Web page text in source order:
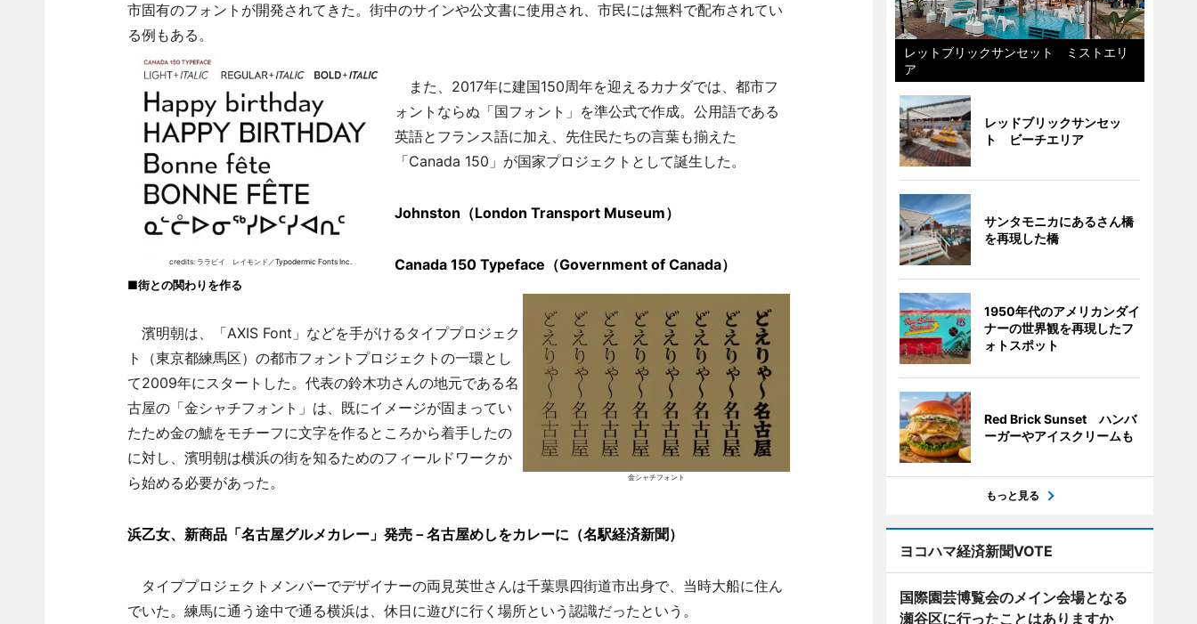
市固有のフォントが開発されてきた。街中のサインや公文書に使用され、市民には無料で配布されてい
る例もある。
credits: ララビイ レイモンド／Typodermic Fonts Inc.
また、2017年に建国150周年を迎えるカナダでは、都市フ
ォントならぬ「国フォント」を準公式で作成。公用語である
英語とフランス語に加え、先住民たちの言葉も揃えた
「Canada 150」が国家プロジェクトとして誕生した。
Johnston（London Transport Museum）
Canada 150 Typeface（Government of Canada）
■街との関わりを作る
金シャチフォント
濱明朝は、「AXIS Font」などを手がけるタイププロジェク
ト（東京都練馬区）の都市フォントプロジェクトの一環とし
て2009年にスタートした。代表の鈴木功さんの地元である名
古屋の「金シャチフォント」は、既にイメージが固まってい
たため金の鯱をモチーフに文字を作るところから着手したの
に対し、濱明朝は横浜の街を知るためのフィールドワークか
ら始める必要があった。
浜乙女、新商品「名古屋グルメカレー」発売－名古屋めしをカレーに（名駅経済新聞）
タイププロジェクトメンバーでデザイナーの両見英世さんは千葉県四街道市出身で、当時大船に住ん
でいた。練馬に通う途中で通る横浜は、休日に遊びに行く場所という認識だったという。
レットブリックサンセット ミストエリ
ア
レッドブリックサンセッ
ト ビーチエリア
サンタモニカにあるさん橋
を再現した橋
1950年代のアメリカンダイ
ナーの世界観を再現したフ
ォトスポット
Red Brick Sunset ハンバ
ーガーやアイスクリームも
もっと見る
ヨコハマ経済新聞VOTE
国際園芸博覧会のメイン会場となる
瀬谷区に行ったことはありますか